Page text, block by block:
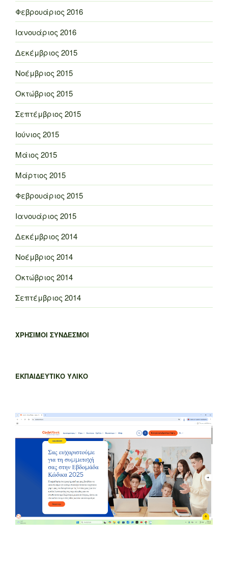
Φεβρουάριος 2016
Ιανουάριος 2016
Δεκέμβριος 2015
Νοέμβριος 2015
Οκτώβριος 2015
Σεπτέμβριος 2015
Ιούνιος 2015
Μάιος 2015
Μάρτιος 2015
Φεβρουάριος 2015
Ιανουάριος 2015
Δεκέμβριος 2014
Νοέμβριος 2014
Οκτώβριος 2014
Σεπτέμβριος 2014
ΧΡΗΣΙΜΟΙ ΣΥΝΔΕΣΜΟΙ
ΕΚΠΑΙΔΕΥΤΙΚΟ ΥΛΙΚΟ